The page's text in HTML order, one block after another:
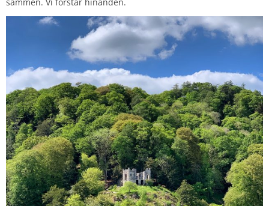
sammen. Vi forstår hinanden.